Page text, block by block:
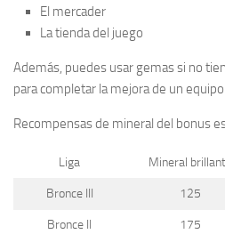
El mercader
La tienda del juego
Además, puedes usar gemas si no
para completar la mejora de un equipo.
Recompensas de mineral del bonus
Liga Mineral
Bronce III 125
Bronce II 175